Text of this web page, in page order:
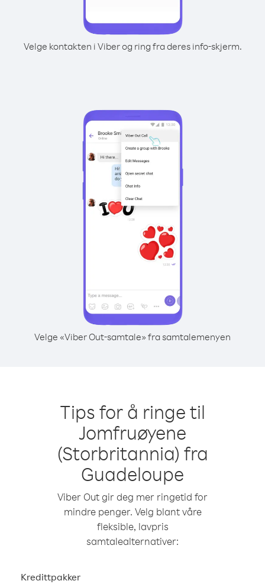
Velge kontakten i Viber og ring fra deres info-skjerm.
Velge «Viber Out-samtale» fra samtalemenyen
Tips for å ringe til
Jomfruøyene
(Storbritannia) fra
Guadeloupe
Viber Out gir deg mer ringetid for
mindre penger. Velg blant våre
fleksible, lavpris
samtalealternativer:
Kredittpakker